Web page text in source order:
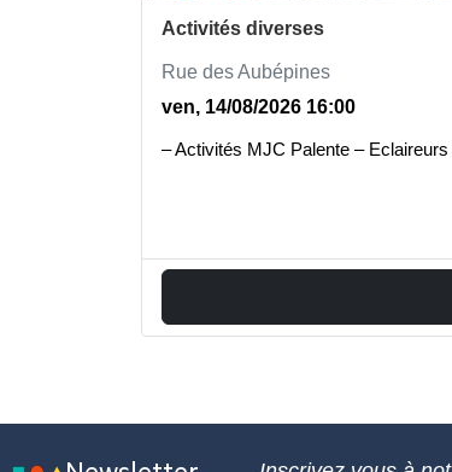
Activités diverses
Rue des Aubépines
ven, 14/08/2026 16:00
– Activités MJC Palente –